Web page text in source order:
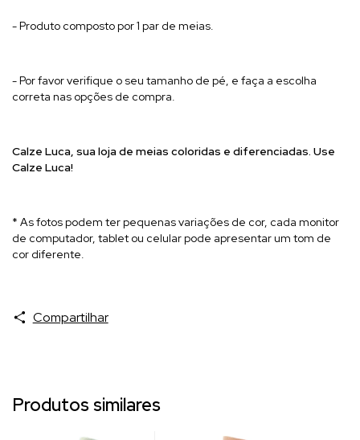
- Produto composto por 1 par de meias.
- Por favor verifique o seu tamanho de pé, e faça a escolha
correta nas opções de compra.
Calze Luca, sua loja de meias coloridas e diferenciadas. Use
Calze Luca!
* As fotos podem ter pequenas variações de cor, cada monitor
de computador, tablet ou celular pode apresentar um tom de
cor diferente.
Compartilhar
Produtos similares